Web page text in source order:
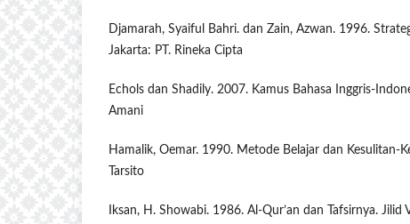
Djamarah, Syaiful Bahri. dan Zain, Azwan. 1996.
Jakarta: PT. Rineka Cipta
Echols dan Shadily. 2007. Kamus Bahasa Inggris-
Amani
Hamalik, Oemar. 1990. Metode Belajar dan Kesulitan-
Tarsito
Iksan, H. Showabi. 1986. Al-Qur’an dan Tafsirnya. Jilid